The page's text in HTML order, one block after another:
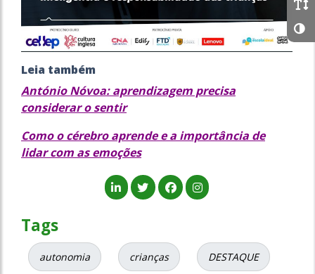
Leia também
António Nóvoa: aprendizagem precisa
considerar o sentir
Como o cérebro aprende e a importância de
lidar com as emoções
Tags
autonomia crianças DESTAQUE